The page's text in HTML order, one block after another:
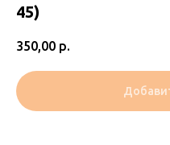
45)
350,00 р.